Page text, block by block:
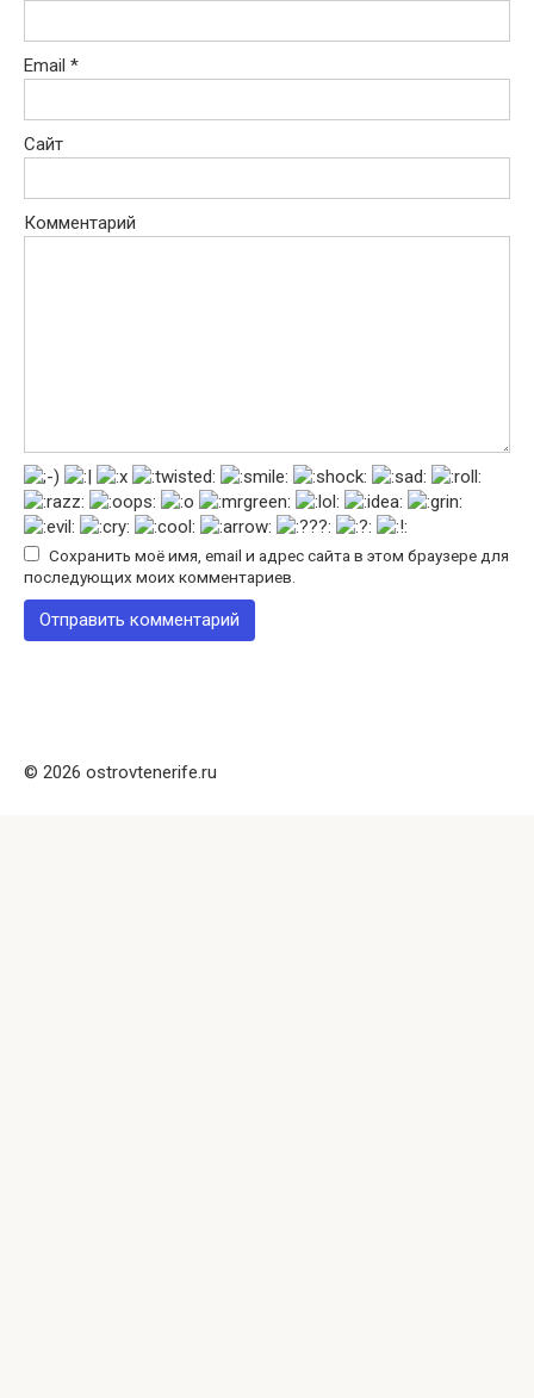
Email *
Сайт
Комментарий
Сохранить моё имя, email и адрес сайта в этом браузере для
последующих моих комментариев.
© 2026 ostrovtenerife.ru